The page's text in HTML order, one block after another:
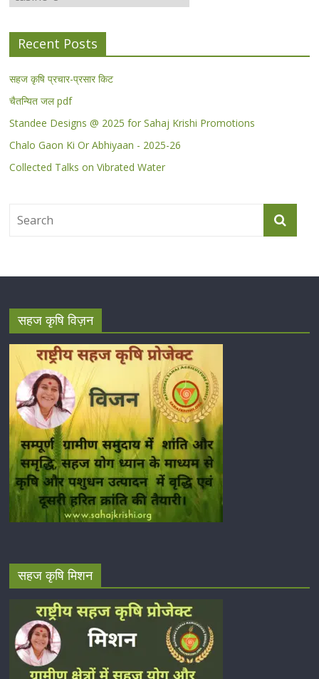
Recent Posts
सहज कृषि प्रचार-प्रसार किट
चैतन्यित जल pdf
Standee Designs @ 2025 for Sahaj Krishi Promotions
Chalo Gaon Ki Or Abhiyaan - 2025-26
Collected Talks on Vibrated Water
सहज कृषि विज़न
सहज कृषि मिशन